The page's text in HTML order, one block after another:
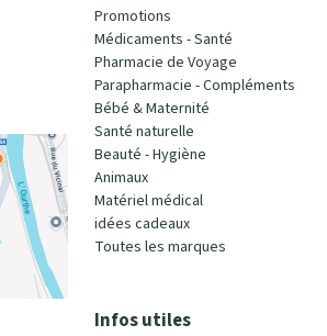
Promotions
Médicaments - Santé
Pharmacie de Voyage
Parapharmacie - Compléments
Bébé & Maternité
Santé naturelle
Beauté - Hygiène
Animaux
Matériel médical
idées cadeaux
Toutes les marques
Infos utiles